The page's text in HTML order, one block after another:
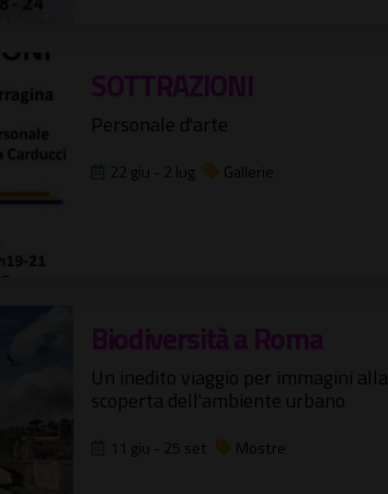
SOTTRAZIONI
Personale d'arte
22 giu - 2 lug Gallerie
Biodiversità a Roma
Un inedito viaggio per immagini alla
scoperta dell'ambiente urbano
11 giu - 25 set Mostre